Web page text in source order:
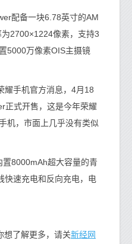
配备一块6.78英寸的AM
2700×1224像素，支持3
5000万像素OIS主摄镜
手机官方消息，4月18
正式开售，这是今年荣耀
机，市面上几乎没有类似
8000mAh超大容量的青
快速充电和反向充电，电
想了解更多，请关新经网